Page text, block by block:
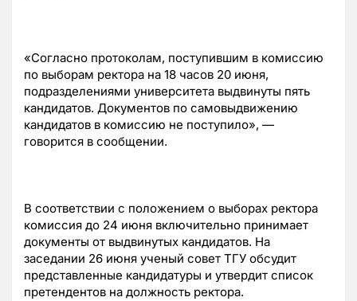
«Согласно протоколам, поступившим в комиссию
по выборам ректора на 18 часов 20 июня,
подразделениями университета выдвинуты пять
кандидатов. Документов по самовыдвижению
кандидатов в комиссию не поступило», —
говорится в сообщении.
В соответствии с положением о выборах ректора
комиссия до 24 июня включительно принимает
документы от выдвинутых кандидатов. На
заседании 26 июня ученый совет ТГУ обсудит
представленные кандидатуры и утвердит список
претендентов на должность ректора.